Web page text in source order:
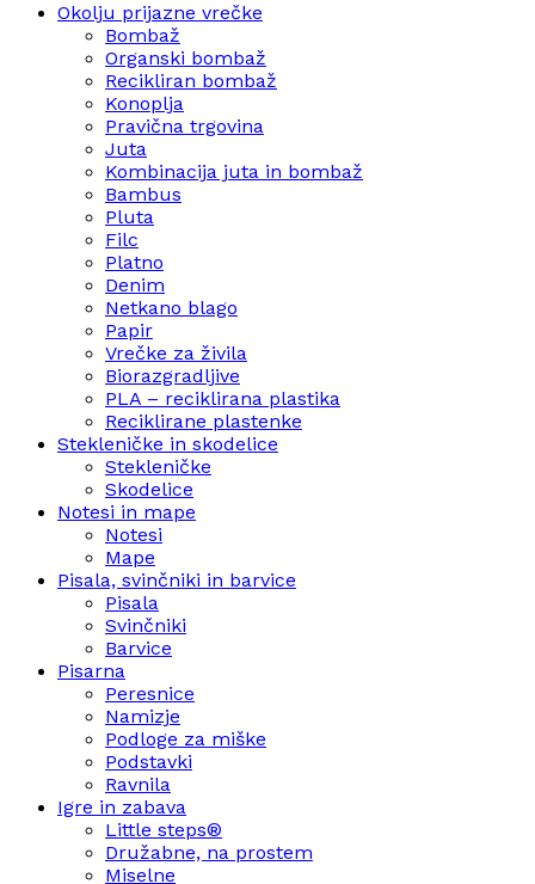
Okolju prijazne vrečke
Bombaž
Organski bombaž
Recikliran bombaž
Konoplja
Pravična trgovina
Juta
Kombinacija juta in bombaž
Bambus
Pluta
Filc
Platno
Denim
Netkano blago
Papir
Vrečke za živila
Biorazgradljive
PLA – reciklirana plastika
Reciklirane plastenke
Stekleničke in skodelice
Stekleničke
Skodelice
Notesi in mape
Notesi
Mape
Pisala, svinčniki in barvice
Pisala
Svinčniki
Barvice
Pisarna
Peresnice
Namizje
Podloge za miške
Podstavki
Ravnila
Igre in zabava
Little steps®
Družabne, na prostem
Miselne